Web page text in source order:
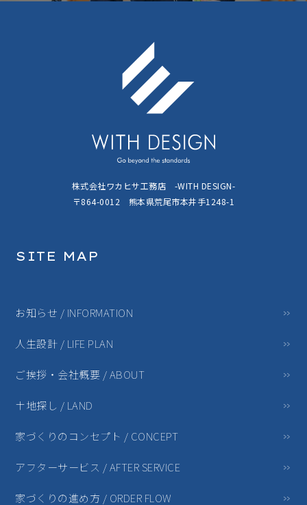
株式会社ワカヒサ工務店 -WITH DESIGN-
〒864-0012 熊本県荒尾市本井手1248-1
SITE MAP
お知らせ / INFORMATION
人生設計 / LIFE PLAN
ご挨拶・会社概要 / ABOUT
土地探し / LAND
家づくりのコンセプト / CONCEPT
アフターサービス / AFTER SERVICE
家づくりの進め方 / ORDER FLOW